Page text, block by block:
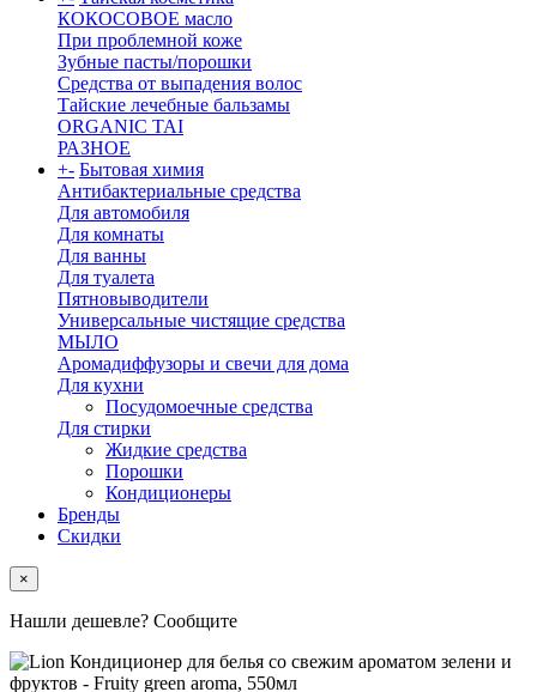
КОКОСОВОЕ масло
При проблемной коже
Зубные пасты/порошки
Средства от выпадения волос
Тайские лечебные бальзамы
ORGANIC TAI
РАЗНОЕ
+- Бытовая химия
Антибактериальные средства
Для автомобиля
Для комнаты
Для ванны
Для туалета
Пятновыводители
Универсальные чистящие средства
МЫЛО
Аромадиффузоры и свечи для дома
Для кухни
Посудомоечные средства
Для стирки
Жидкие средства
Порошки
Кондиционеры
Бренды
Скидки
×
Нашли дешевле? Сообщите